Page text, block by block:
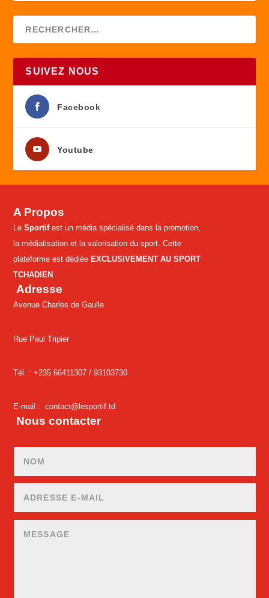
SUIVEZ NOUS
Facebook
Youtube
A Propos
LeSportifest un média spécialisé dans la promotion,
la médiatisation et la valorisation du sport. Cette
plateforme est dédiée EXCLUSIVEMENT AU SPORT
TCHADIEN .
Adresse
Avenue Charles de Gaulle
Rue Paul Tripier
Tél. : +235 66411307 /93103730
E-mail :contact@lesportif.td
Nous contacter